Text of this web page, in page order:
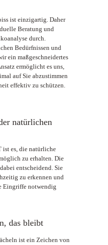
ist einzigartig. Daher
Beratung und
durch.
Bedürfnissen und
ein maßgeschneidertes
ermöglicht es uns,
auf Sie abzustimmen
effektiv zu schützen.
natürlichen
es, die natürliche
zu erhalten. Die
entscheidend. Sie
zu erkennen und
Eingriffe notwendig
das bleibt
ist ein Zeichen von